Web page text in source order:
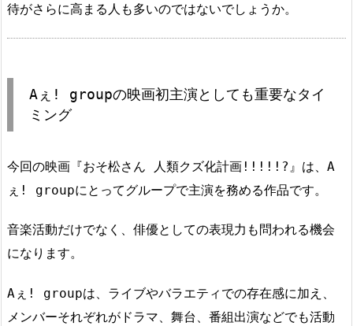
待がさらに高まる人も多いのではないでしょうか。
Aぇ! groupの映画初主演としても重要なタイ
ミング
今回の映画『おそ松さん 人類クズ化計画!!!!!?』は、A
ぇ! groupにとってグループで主演を務める作品です。
音楽活動だけでなく、俳優としての表現力も問われる機会
になります。
Aぇ! groupは、ライブやバラエティでの存在感に加え、
メンバーそれぞれがドラマ、舞台、番組出演などでも活動